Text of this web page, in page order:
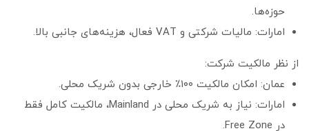
حوزه‌ها.
امارات: مالیات شرکتی و VAT فعال، هزینه‌های جانبی بالا.
از نظر مالکیت شرکت:
عمان: امکان مالکیت ۱۰۰٪ خارجی بدون شریک محلی.
امارات: نیاز به شریک محلی در Mainland، مالکیت کامل فقط
در Free Zone.